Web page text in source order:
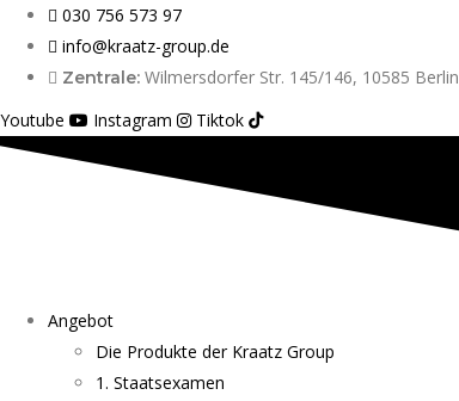
030 756 573 97
info@kraatz-group.de
Zentrale: Wilmersdorfer Str. 145/146, 10585 Berlin
Youtube
Instagram Tiktok
Angebot
Die Produkte der Kraatz Group
1. Staatsexamen